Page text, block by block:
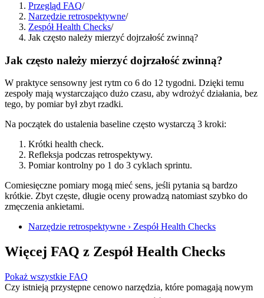
Przegląd FAQ/
Narzędzie retrospektywne/
Zespół Health Checks/
Jak często należy mierzyć dojrzałość zwinną?
Jak często należy mierzyć dojrzałość zwinną?
W praktyce sensowny jest rytm co 6 do 12 tygodni. Dzięki temu
zespoły mają wystarczająco dużo czasu, aby wdrożyć działania, bez
tego, by pomiar był zbyt rzadki.
Na początek do ustalenia baseline często wystarczą 3 kroki:
Krótki health check.
Refleksja podczas retrospektywy.
Pomiar kontrolny po 1 do 3 cyklach sprintu.
Comiesięczne pomiary mogą mieć sens, jeśli pytania są bardzo
krótkie. Zbyt częste, długie oceny prowadzą natomiast szybko do
zmęczenia ankietami.
Narzędzie retrospektywne › Zespół Health Checks
Więcej FAQ z Zespół Health Checks
Pokaż wszystkie FAQ
Czy istnieją przystępne cenowo narzędzia, które pomagają nowym